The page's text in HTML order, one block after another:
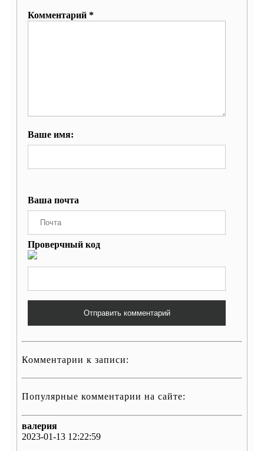
Комментарий *
Ваше имя:
Ваша почта
Проверчный код
Отправить комментарий
Комментарии к записи:
Популярные комментарии на сайте:
валерия
2023-01-13 12:22:59